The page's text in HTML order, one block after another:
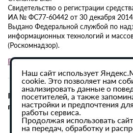
Свидетельство о регистрации
ИА № ФС77-60442 от 30 декабря 2014
Выдано Федеральной службой по
информационных технологий и
(Роскомнадзор).
Политика в отношении обработки
При использовании материалов
гиперссылка на ИА «Регион 64»
Наш сайт использует
cookie. Это позволяет нам
анализировать данные о
посетителей, а также
настройки и предпочтения
работы сервиса.
Продолжая использовать
на передач, обработку и